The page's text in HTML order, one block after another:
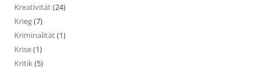
Kreativität(24)
Krieg(7)
Kriminalität(1)
Krise(1)
Kritik(5)